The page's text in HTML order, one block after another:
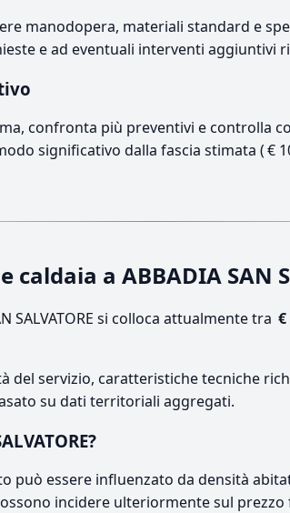
manodopera, materiali standard e
e ad eventuali interventi aggiuntivi
confronta più preventivi e controlla
significativo dalla fascia stimata ( €
a ABBADIA SAN
SALVATORE si colloca attualmente tra €
del servizio, caratteristiche tecniche
su dati territoriali aggregati.
può essere influenzato da densità
incidere ulteriormente sul prezzo